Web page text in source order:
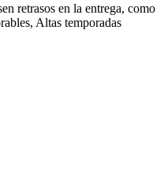
retrasos en la entrega, como
Altas temporadas